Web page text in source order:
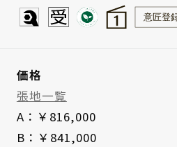
価格
張地一覧
A：￥816,000
B：￥841,000